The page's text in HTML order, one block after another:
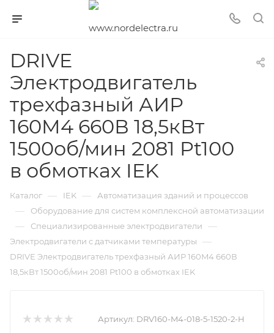
DRIVE
Электродвигатель
трехфазный АИР
160M4 660В 18,5кВт
1500об/мин 2081 Pt100
в обмотках IEK
Каталог — IEK — Автоматизация зданий и процессов
— Оборудование для систем комплексной автоматизации
— Специализированные электродвигатели —
Электродвигатели с датчиками температуры —
DRIVE Электродвигатель трехфазный АИР 160M4 660В
18,5кВт 1500об/мин 2081 Pt100 в обмотках IEK
Артикул: DRV160-M4-018-5-1520-2-H